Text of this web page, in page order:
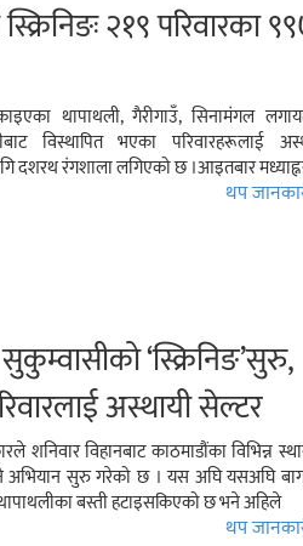
२१९ परिवारका
थापाथली, गैरीगाउँ, सिनामंगल
विस्थापित भएका परिवारहरूलाई
दशरथ रंगशाला लगिएको छ ।आइतबार
थप
‘स्क्रिनिङ’सुरु,
अस्थायी सेल्टर
शनिवार विहानबाट काठमाडौंका विभिन्न
अभियान सुरु गरेको छ । यस अघि यसअघि
बस्ती हटाइसकिएको छ भने अहिले
थप